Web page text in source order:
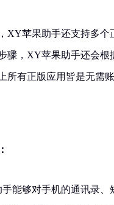
XY苹果助手还支持多
骤，XY苹果助手还会
所有正版应用皆是无需
能够对手机的通讯录